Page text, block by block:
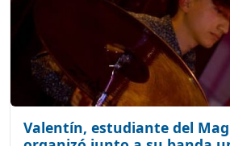
Valentín, estudiante del